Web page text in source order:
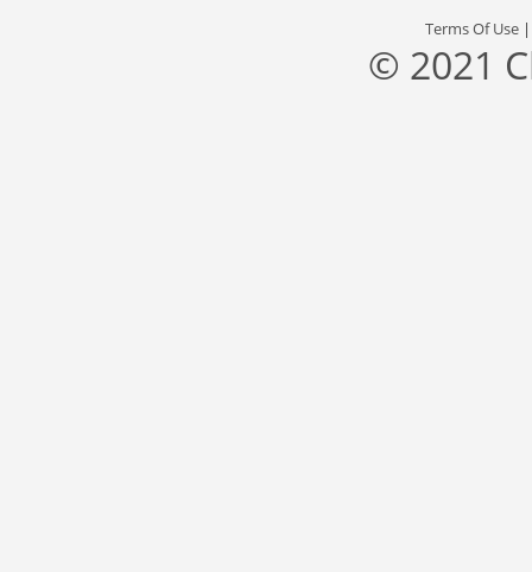
Terms Of Use
© 2021